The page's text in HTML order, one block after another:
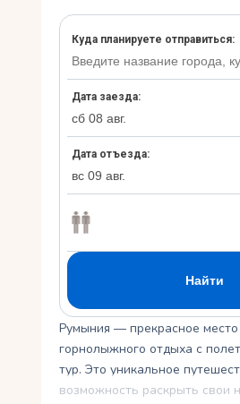
Укр
Румыния — прекрасное место
горнолыжного отдыха с
тур. Это уникальное
возможность раскрыть свои